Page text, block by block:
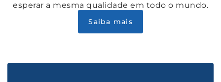
esperar a mesma qualidade em todo o mundo.
Saiba mais